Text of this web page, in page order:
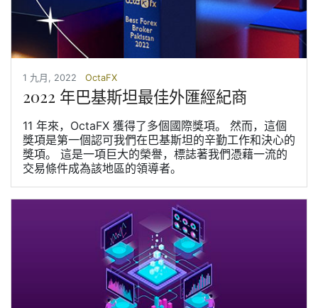
1 九月, 2022 OctaFX
2022 年巴基斯坦最佳外匯經紀商
11 年來，OctaFX 獲得了多個國際獎項。 然而，這個
獎項是第一個認可我們在巴基斯坦的辛勤工作和決心的
獎項。 這是一項巨大的榮譽，標誌著我們憑藉一流的
交易條件成為該地區的領導者。